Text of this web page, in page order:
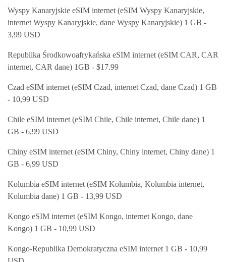
Wyspy Kanaryjskie eSIM internet (eSIM Wyspy Kanaryjskie,
internet Wyspy Kanaryjskie, dane Wyspy Kanaryjskie) 1 GB -
3,99 USD
Republika Środkowoafrykańska eSIM internet (eSIM CAR, CAR
internet, CAR dane) 1GB - $17.99
Czad eSIM internet (eSIM Czad, internet Czad, dane Czad) 1 GB
- 10,99 USD
Chile eSIM internet (eSIM Chile, Chile internet, Chile dane) 1
GB - 6,99 USD
Chiny eSIM internet (eSIM Chiny, Chiny internet, Chiny dane) 1
GB - 6,99 USD
Kolumbia eSIM internet (eSIM Kolumbia, Kolumbia internet,
Kolumbia dane) 1 GB - 13,99 USD
Kongo eSIM internet (eSIM Kongo, internet Kongo, dane
Kongo) 1 GB - 10,99 USD
Kongo-Republika Demokratyczna eSIM internet 1 GB - 10,99